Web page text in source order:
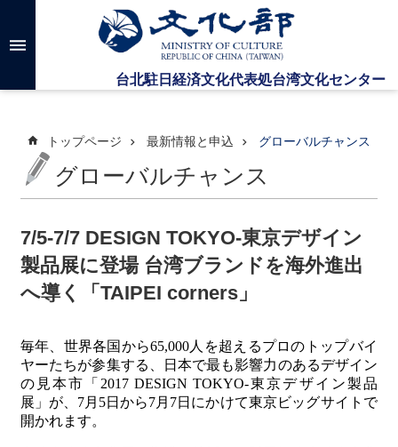
メインのコンテンツブロックにジャンプします
高
検
台
化
セ
タ
に
つ
い
て
トップページ 最新情報と申込 グローバルチャンス
グローバルチャンス
7/5-7/7 DESIGN TOKYO-東京デザイン
製品展に登場 台湾ブランドを海外進出
へ導く「TAIPEI corners」
毎年、世界各国から65,000人を超えるプロのトップバイ
ヤーたちが参集する、日本で最も影響力のあるデザイン
の見本市「 2017 DESIGN TOKYO-東京デザイン製品
展」が、 7月 5日から7月 7日にかけて東京ビッグサイトで
開かれます。